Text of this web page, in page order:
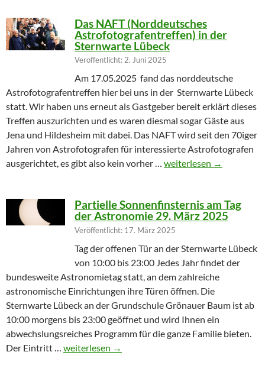
Das NAFT (Norddeutsches
Astrofotografentreffen) in der
Sternwarte Lübeck
Veröffentlicht: 2. Juni 2025
Am 17.05.2025 fand das norddeutsche
Astrofotografentreffen hier bei uns in der Sternwarte Lübeck
statt. Wir haben uns erneut als Gastgeber bereit erklärt dieses
Treffen auszurichten und es waren diesmal sogar Gäste aus
Jena und Hildesheim mit dabei. Das NAFT wird seit den 70iger
Jahren von Astrofotografen für interessierte Astrofotografen
ausgerichtet, es gibt also kein vorher … Das NAFT
weiterlesen →
Partielle Sonnenfinsternis am Tag
der Astronomie 29. März 2025
Veröffentlicht: 17. März 2025
Tag der offenen Tür an der Sternwarte Lübeck
von 10:00 bis 23:00 Jedes Jahr findet der
bundesweite Astronomietag statt, an dem zahlreiche
astronomische Einrichtungen ihre Türen öffnen. Die
Sternwarte Lübeck an der Grundschule Grönauer Baum ist ab
10:00 morgens bis 23:00 geöffnet und wird Ihnen ein
abwechslungsreiches Programm für die ganze Familie bieten.
Der Eintritt … Partielle Sonnenfinsternis am Tag der
weiterlesen →